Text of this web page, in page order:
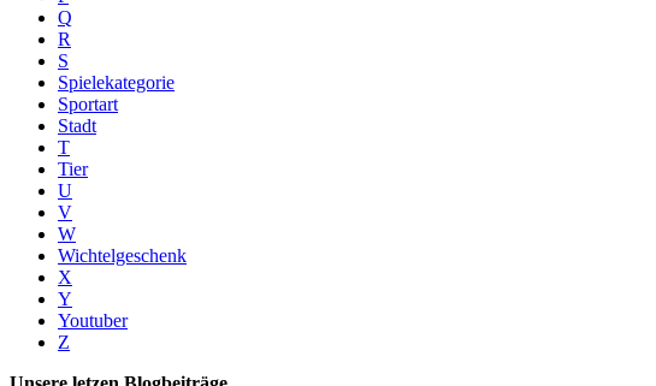
Q
R
S
Spielekategorie
Sportart
Stadt
T
Tier
U
V
W
Wichtelgeschenk
X
Y
Youtuber
Z